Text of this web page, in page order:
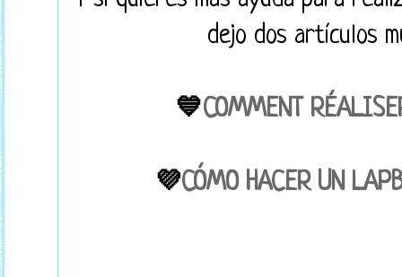
dejo dos artículos
💙COMMENT
💜CÓMO HACER UN